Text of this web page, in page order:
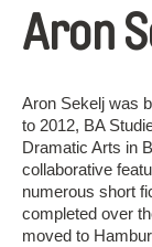
Aron
Aron Sekelj was
to 2012, BA
Dramatic Arts in
collaborative
numerous short
completed over
moved to